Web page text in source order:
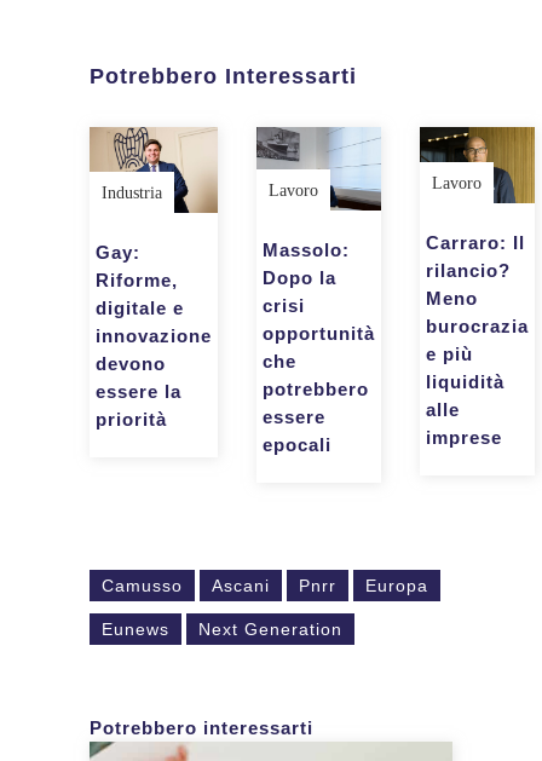
Potrebbero Interessarti
Industria
Gay:
Riforme,
digitale e
innovazione
devono
essere la
priorità
Lavoro
Massolo:
Dopo la
crisi
opportunità
che
potrebbero
essere
epocali
Lavoro
Carraro: Il
rilancio?
Meno
burocrazia
e più
liquidità
alle
imprese
Camusso Ascani Pnrr Europa
Eunews Next Generation
Potrebbero interessarti